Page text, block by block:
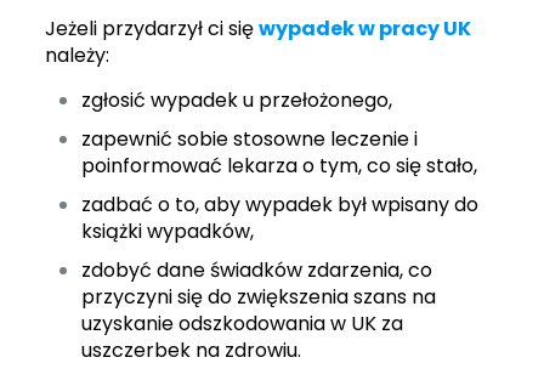
Jeżeli przydarzył ci sięwypadek w pracy UK
należy:
zgłosić wypadek u przełożonego,
zapewnić sobie stosowne leczenie i
poinformować lekarza o tym, co się stało,
zadbać o to, aby wypadek był wpisany do
książki wypadków,
zdobyć dane świadków zdarzenia, co
przyczyni się do zwiększenia szans na
uzyskanieodszkodowania w UK za
uszczerbek na zdrowiu.